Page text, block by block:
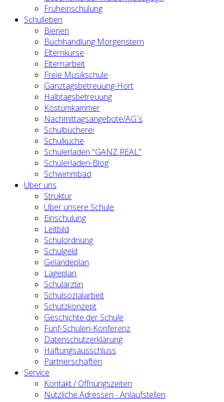
Früheinschulung
Schulleben
Bienen
Buchhandlung Morgenstern
Elternkurse
Elternarbeit
Freie Musikschule
Ganztagsbetreuung-Hort
Halbtagsbetreuung
Kostümkammer
Nachmittagsangebote/AG´s
Schulbücherei
Schulküche
Schülerladen "GANZ REAL"
Schülerladen-Blog
Schwimmbad
Über uns
Struktur
Über unsere Schule
Einschulung
Leitbild
Schulordnung
Schulgeld
Geländeplan
Lageplan
Schulärztin
Schulsozialarbeit
Schutzkonzept
Geschichte der Schule
Fünf-Schulen-Konferenz
Datenschutzerklärung
Haftungsausschluss
Partnerschaften
Service
Kontakt / Öffnungszeiten
Nützliche Adressen - Anlaufstellen